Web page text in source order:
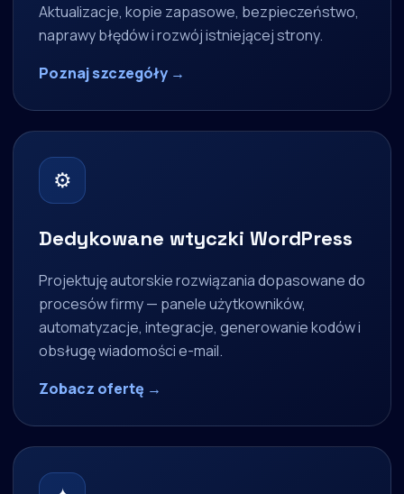
Aktualizacje, kopie zapasowe, bezpieczeństwo,
naprawy błędów i rozwój istniejącej strony.
Poznaj szczegóły →
⚙
Dedykowane wtyczki WordPress
Projektuję autorskie rozwiązania dopasowane do
procesów firmy — panele użytkowników,
automatyzacje, integracje, generowanie kodów i
obsługę wiadomości e-mail.
Zobacz ofertę →